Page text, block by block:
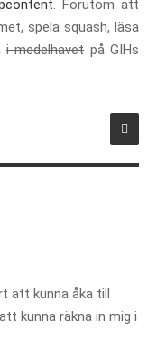
. Förutom att
spela squash, läsa
i medelhavetpå GIHs
att kunna åka till
kunna räkna in mig i